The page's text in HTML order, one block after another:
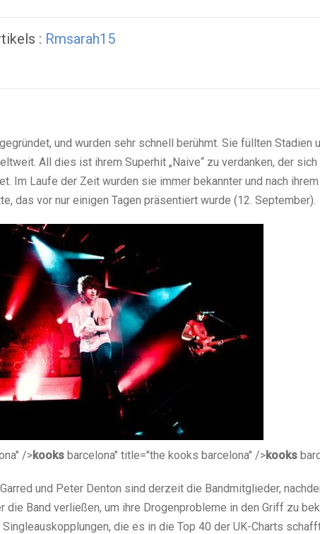
: Rmsarah15
und wurden sehr schnell berühmt. Sie füllten Stadien
All dies ist ihrem Superhit „Naive“ zu verdanken, der sich
Im Laufe der Zeit wurden sie immer bekannter und nach
das vor nur einigen Tagen präsentiert wurde (12. September).
/>kooks barcelona" title="the kooks barcelona" />kooks
und Peter Denton sind derzeit die Bandmitglieder,
Band verließen, um ihre Drogenprobleme in den Griff zu
die es in die Top 40 der UK-Charts